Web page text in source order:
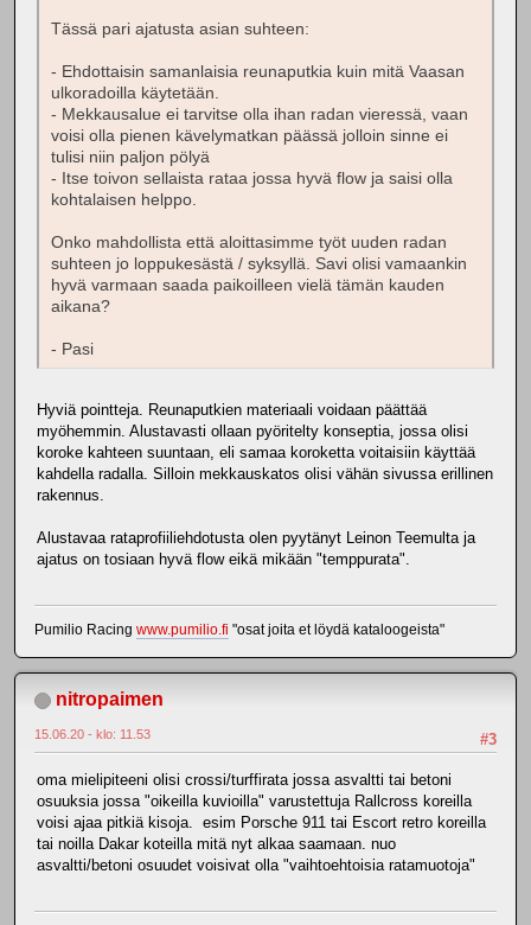
Tässä pari ajatusta asian suhteen:
- Ehdottaisin samanlaisia reunaputkia kuin mitä Vaasan
ulkoradoilla käytetään.
- Mekkausalue ei tarvitse olla ihan radan vieressä, vaan
voisi olla pienen kävelymatkan päässä jolloin sinne ei
tulisi niin paljon pölyä
- Itse toivon sellaista rataa jossa hyvä flow ja saisi olla
kohtalaisen helppo.
Onko mahdollista että aloittasimme työt uuden radan
suhteen jo loppukesästä / syksyllä. Savi olisi vamaankin
hyvä varmaan saada paikoilleen vielä tämän kauden
aikana?
- Pasi
Hyviä pointteja. Reunaputkien materiaali voidaan päättää
myöhemmin. Alustavasti ollaan pyöritelty konseptia, jossa olisi
koroke kahteen suuntaan, eli samaa koroketta voitaisiin käyttää
kahdella radalla. Silloin mekkauskatos olisi vähän sivussa erillinen
rakennus.
Alustavaa rataprofiiliehdotusta olen pyytänyt Leinon Teemulta ja
ajatus on tosiaan hyvä flow eikä mikään "temppurata".
Pumilio Racing www.pumilio.fi "osat joita et löydä kataloogeista"
nitropaimen
#3
15.06.20 - klo: 11.53
oma mielipiteeni olisi crossi/turffirata jossa asvaltti tai betoni
osuuksia jossa "oikeilla kuvioilla" varustettuja Rallcross koreilla
voisi ajaa pitkiä kisoja. esim Porsche 911 tai Escort retro koreilla
tai noilla Dakar koteilla mitä nyt alkaa saamaan. nuo
asvaltti/betoni osuudet voisivat olla "vaihtoehtoisia ratamuotoja"